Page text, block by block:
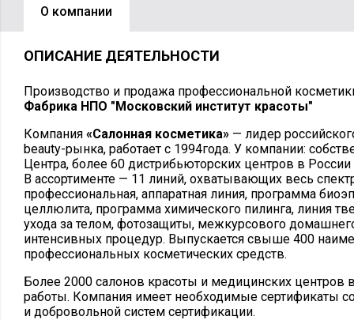
О компании
ОПИСАНИЕ ДЕЯТЕЛЬНОСТИ
Производство и продажа профессиональной
Фабрика НПО "Московский институт красоты"
Компания «Салонная косметика» — лидер
beauty-рынка, работает с 1994года. У компании:
Центра, более 60 дистрибьюторских центров в России
В ассортименте — 11 линий, охватывающих весь
профессиональная, аппаратная линия, программа
целлюлита, программа химического пилинга, линия
ухода за телом, фотозащиты, межкурсового
интенсивных процедур. Выпускается свыше 400
профессиональных косметических средств.
Более 2000 салонов красоты и медицинских центров
работы. Компания имеет необходимые сертификаты
и добровольной систем сертификации.